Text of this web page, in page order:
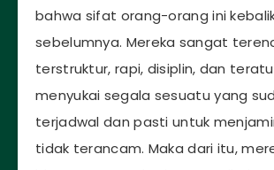
bahwa sifat orang-orang ini
sebelumnya. Mereka sangat
terstruktur, rapi, disiplin, dan
menyukai segala sesuatu yang
terjadwal dan pasti untuk
tidak terancam. Maka dari itu,